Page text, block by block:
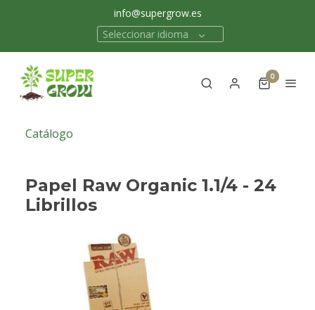
info@supergrow.es
Seleccionar idioma
0
Catálogo
Papel Raw Organic 1.1/4 - 24
Librillos